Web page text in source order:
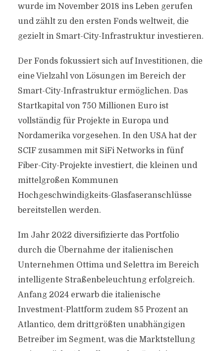
wurde im November 2018 ins Leben gerufen
und zählt zu den ersten Fonds weltweit, die
gezielt in Smart-City-Infrastruktur investieren.
Der Fonds fokussiert sich auf Investitionen, die
eine Vielzahl von Lösungen im Bereich der
Smart-City-Infrastruktur ermöglichen. Das
Startkapital von 750 Millionen Euro ist
vollständig für Projekte in Europa und
Nordamerika vorgesehen. In den USA hat der
SCIF zusammen mit SiFi Networks in fünf
Fiber-City-Projekte investiert, die kleinen und
mittelgroßen Kommunen
Hochgeschwindigkeits-Glasfaseranschlüsse
bereitstellen werden.
Im Jahr 2022 diversifizierte das Portfolio
durch die Übernahme der italienischen
Unternehmen Ottima und Selettra im Bereich
intelligente Straßenbeleuchtung erfolgreich.
Anfang 2024 erwarb die italienische
Investment-Plattform zudem 85 Prozent an
Atlantico, dem drittgrößten unabhängigen
Betreiber im Segment, was die Marktstellung